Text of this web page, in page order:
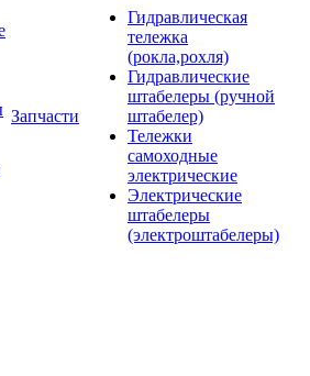
Запчасти
Гидравлическая
тележка
(рокла,рохля)
Гидравлические
штабелеры (ручной
штабелер)
Тележки
самоходные
электрические
Электрические
штабелеры
(электроштабелеры)